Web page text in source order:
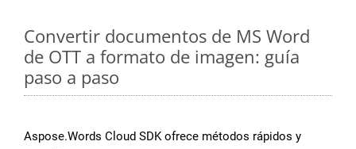
Convertir documentos de MS Word
de OTT a formato de imagen: guía
paso a paso
Aspose.Words Cloud SDK ofrece métodos rápidos y